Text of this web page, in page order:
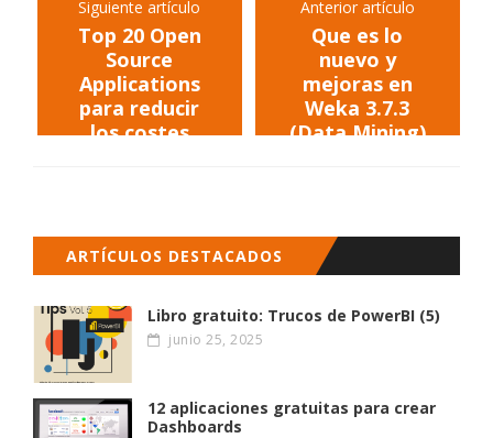
Siguiente artículo
Top 20 Open
Source
Applications
para reducir
los costes
Anterior artículo
Que es lo
nuevo y
mejoras en
Weka 3.7.3
(Data Mining)
ARTÍCULOS DESTACADOS
Libro gratuito: Trucos de PowerBI (5)
junio 25, 2025
12 aplicaciones gratuitas para crear
Dashboards